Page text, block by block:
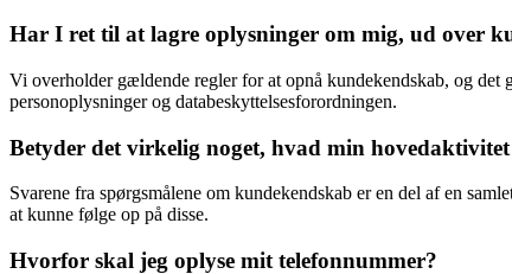
Har I ret til at lagre oplysninger om mig, ud over
Vi overholder gældende regler for at opnå kundekendskab, og
personoplysninger og databeskyttelsesforordningen.
Betyder det virkelig noget, hvad min hovedaktivitet
Svarene fra spørgsmålene om kundekendskab er en del af en
at kunne følge op på disse.
Hvorfor skal jeg oplyse mit telefonnummer?